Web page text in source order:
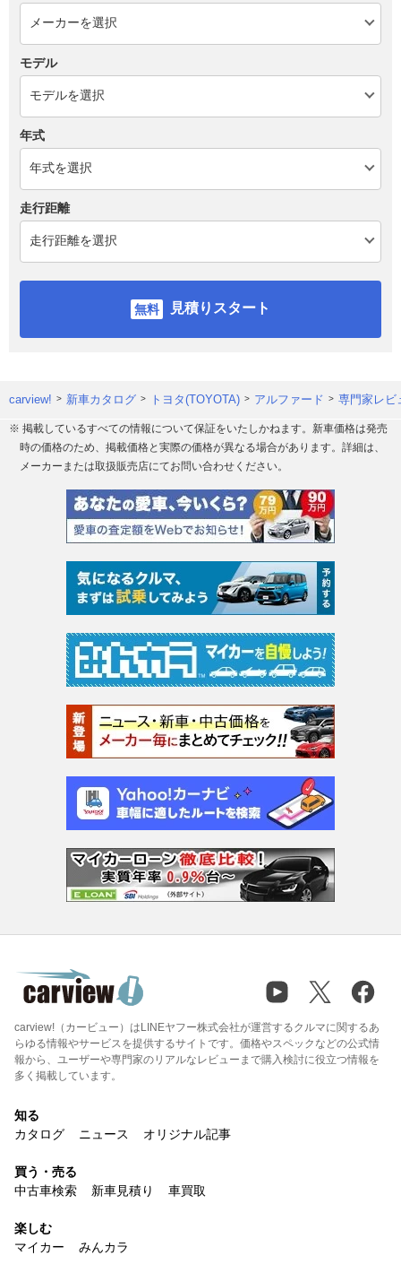
モデル
年式
走行距離
見積りスタート
carview! 新車カタログ トヨタ(TOYOTA) アルファード 専門家レビ
※ 掲載しているすべての情報について保証をいたしかねます。新車価格は発売
時の価格のため、掲載価格と実際の価格が異なる場合があります。詳細は、
メーカーまたは取扱販売店にてお問い合わせください。
carview!（カービュー）はLINEヤフー株式会社が運営するクルマに関するあ
らゆる情報やサービスを提供するサイトです。価格やスペックなどの公式情
報から、ユーザーや専門家のリアルなレビューまで購入検討に役立つ情報を
多く掲載しています。
知る
カタログ
ニュース オリジナル記事
買う・売る
中古車検索
新車見積り 車買取
楽しむ
マイカー
みんカラ